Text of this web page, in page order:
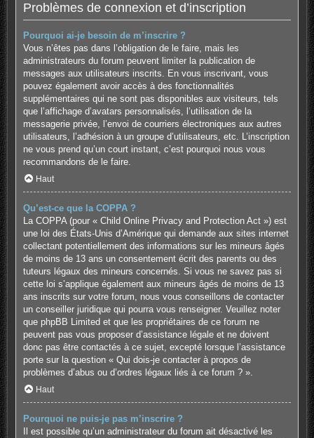
Problèmes de connexion et d’inscription
Pourquoi ai-je besoin de m’inscrire ?
Vous n’êtes pas dans l’obligation de le faire, mais les
administrateurs du forum peuvent limiter la publication de
messages aux utilisateurs inscrits. En vous inscrivant, vous
pouvez également avoir accès à des fonctionnalités
supplémentaires qui ne sont pas disponibles aux visiteurs, tels
que l’affichage d’avatars personnalisés, l’utilisation de la
messagerie privée, l’envoi de courriers électroniques aux autres
utilisateurs, l’adhésion à un groupe d’utilisateurs, etc. L’inscription
ne vous prend qu’un court instant, c’est pourquoi nous vous
recommandons de le faire.
Haut
Qu’est-ce que la COPPA ?
La COPPA (pour « Child Online Privacy and Protection Act ») est
une loi des États-Unis d’Amérique qui demande aux sites internet
collectant potentiellement des informations sur les mineurs âgés
de moins de 13 ans un consentement écrit des parents ou des
tuteurs légaux des mineurs concernés. Si vous ne savez pas si
cette loi s’applique également aux mineurs âgés de moins de 13
ans inscrits sur votre forum, nous vous conseillons de contacter
un conseiller juridique qui pourra vous renseigner. Veuillez noter
que phpBB Limited et que les propriétaires de ce forum ne
peuvent pas vous proposer d’assistance légale et ne doivent
donc pas être contactés à ce sujet, excepté lorsque l’assistance
porte sur la question « Qui dois-je contacter à propos de
problèmes d’abus ou d’ordres légaux liés à ce forum ? ».
Haut
Pourquoi ne puis-je pas m’inscrire ?
Il est possible qu’un administrateur du forum ait désactivé les